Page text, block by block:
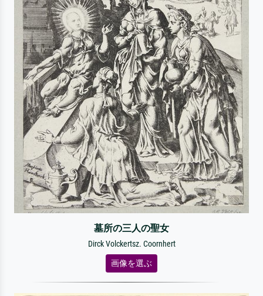
墓所の三人の聖女
Dirck Volckertsz. Coornhert
画像を選ぶ